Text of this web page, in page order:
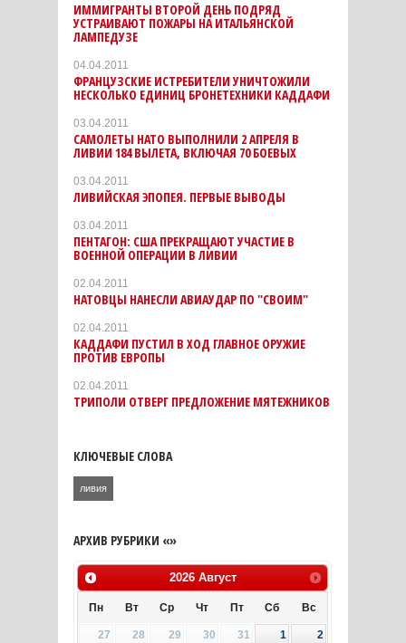
ИММИГРАНТЫ ВТОРОЙ ДЕНЬ ПОДРЯД
УСТРАИВАЮТ ПОЖАРЫ НА ИТАЛЬЯНСКОЙ
ЛАМПЕДУЗЕ
04.04.2011
ФРАНЦУЗСКИЕ ИСТРЕБИТЕЛИ УНИЧТОЖИЛИ
НЕСКОЛЬКО ЕДИНИЦ БРОНЕТЕХНИКИ КАДДАФИ
03.04.2011
САМОЛЕТЫ НАТО ВЫПОЛНИЛИ 2 АПРЕЛЯ В
ЛИВИИ 184 ВЫЛЕТА, ВКЛЮЧАЯ 70 БОЕВЫХ
03.04.2011
ЛИВИЙСКАЯ ЭПОПЕЯ. ПЕРВЫЕ ВЫВОДЫ
03.04.2011
ПЕНТАГОН: США ПРЕКРАЩАЮТ УЧАСТИЕ В
ВОЕННОЙ ОПЕРАЦИИ В ЛИВИИ
02.04.2011
НАТОВЦЫ НАНЕСЛИ АВИАУДАР ПО "СВОИМ"
02.04.2011
КАДДАФИ ПУСТИЛ В ХОД ГЛАВНОЕ ОРУЖИЕ
ПРОТИВ ЕВРОПЫ
02.04.2011
ТРИПОЛИ ОТВЕРГ ПРЕДЛОЖЕНИЕ МЯТЕЖНИКОВ
КЛЮЧЕВЫЕ СЛОВА
ливия
АРХИВ РУБРИКИ «»
2026 Август
Пн Вт Ср Чт Пт Сб Вс
27 28 29 30 31 1
2